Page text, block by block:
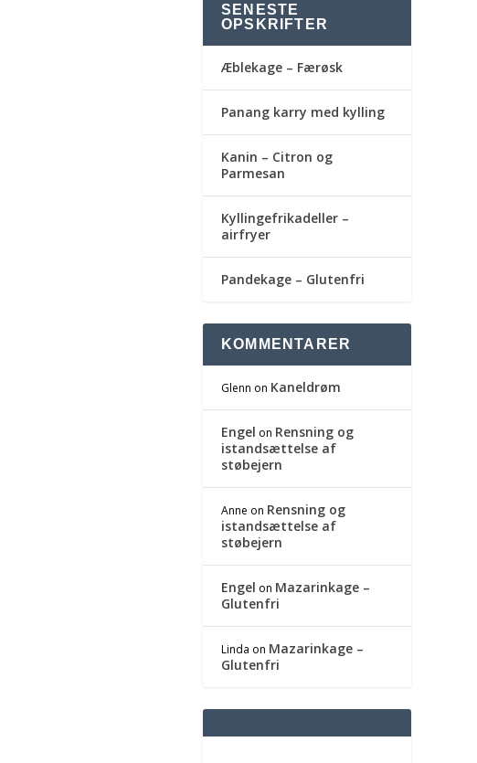
SENESTE
OPSKRIFTER
Æblekage – Færøsk
Panang karry med kylling
Kanin – Citron og
Parmesan
Kyllingefrikadeller –
airfryer
Pandekage – Glutenfri
KOMMENTARER
Glenn on Kaneldrøm
Engel on Rensning og
istandsættelse af
støbejern
Anne on Rensning og
istandsættelse af
støbejern
Engel on Mazarinkage –
Glutenfri
Linda on Mazarinkage –
Glutenfri